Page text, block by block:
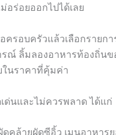
อร่อยออกไปได้เลย
รอบครัวแล้วเลือกรายก
ณ์ ลิ้มลองอาหารท้องถิ่นข
นราคาที่คุ้มค่า
ด่นและไม่ควรพลาด ได้แก่